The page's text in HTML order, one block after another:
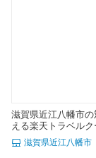
滋賀県近江八幡市
える楽天トラベルク
滋賀県近江八幡市